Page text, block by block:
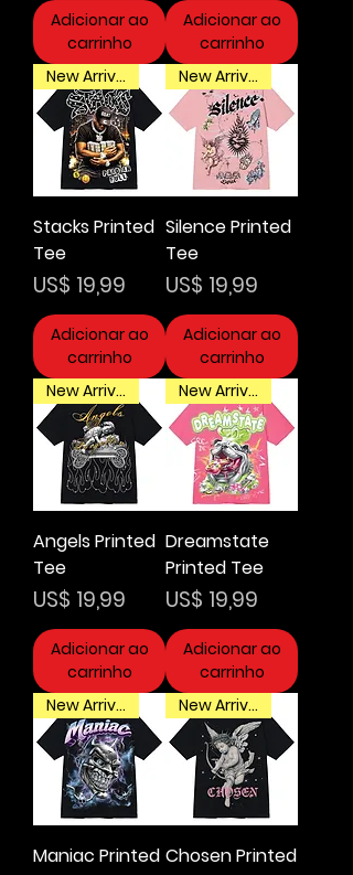
Adicionar ao
carrinho
Adicionar ao
carrinho
New Arrival
Stacks Printed
Tee
Preço
US$ 19,99
Adicionar ao
carrinho
New Arrival
Silence Printed
Tee
Preço
US$ 19,99
Adicionar ao
carrinho
New Arrival
Angels Printed
Tee
Preço
US$ 19,99
Adicionar ao
carrinho
New Arrival
Dreamstate
Printed Tee
Preço
US$ 19,99
Adicionar ao
carrinho
New Arrival
Maniac Printed
New Arrival
Chosen Printed